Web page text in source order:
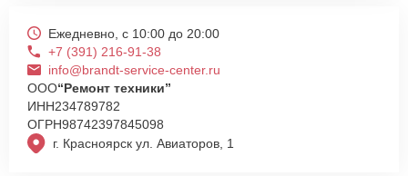
г. Красноярск ул. Авиаторов, 1
Ежедневно, с 10:00 до 20:00
+7 (391) 216-91-38
info@brandt-service-center.ru
ООО“Ремонт техники”
ИНН234789782
ОГРН98742397845098